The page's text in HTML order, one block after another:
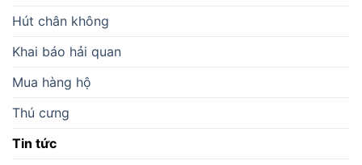
Hút chân không
Khai báo hải quan
Mua hàng hộ
Thú cưng
Tin tức